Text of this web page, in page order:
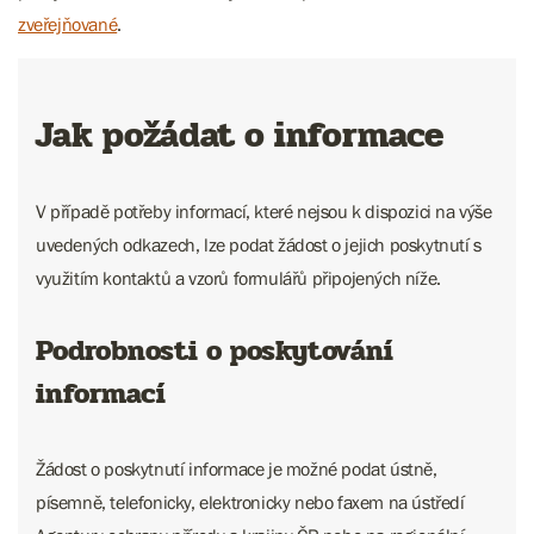
zveřejňované.
Jak požádat o informace
V případě potřeby informací, které nejsou k dispozici na výše
uvedených odkazech, lze podat žádost o jejich poskytnutí s
využitím kontaktů a vzorů formulářů připojených níže.
Podrobnosti o poskytování
informací
Žádost o poskytnutí informace je možné podat ústně,
písemně, telefonicky, elektronicky nebo faxem na ústředí